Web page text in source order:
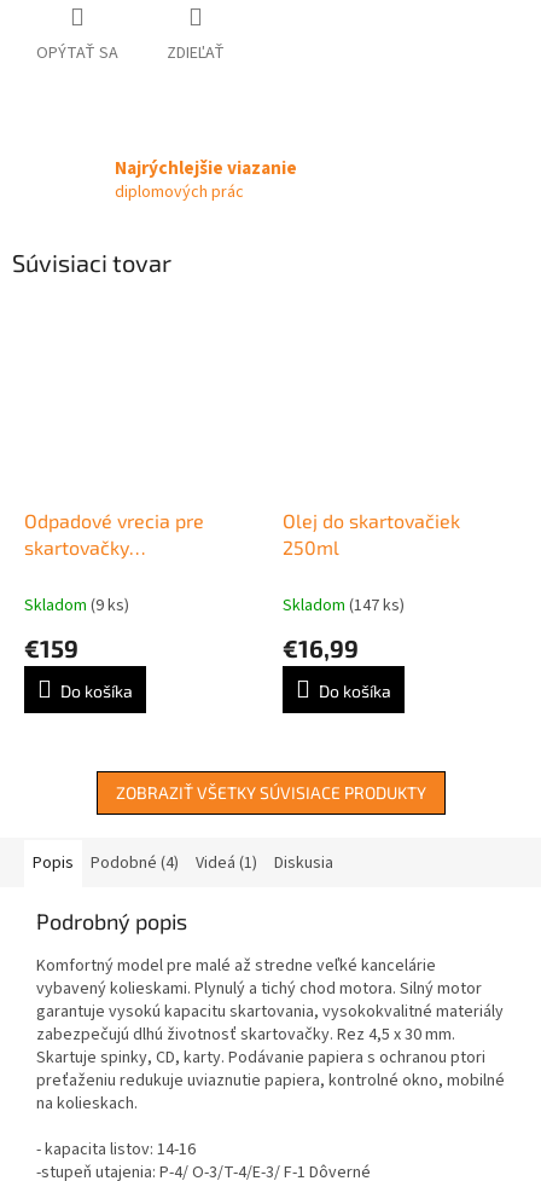
OPÝTAŤ SA ZDIEĽAŤ
Najrýchlejšie viazanie
diplomových prác
Súvisiaci tovar
Odpadové vrecia pre
skartovačky
Skladom (9 ks)
€159
Do košíka
Olej do skartovačiek
250ml
Skladom (147 ks)
€16,99
Do košíka
ZOBRAZIŤ VŠETKY SÚVISIACE PRODUKTY
Popis Podobné (4) Videá (1) Diskusia
Podrobný popis
Komfortný model pre malé až stredne veľké kancelárie
vybavený kolieskami. Plynulý a tichý chod motora. Silný motor
garantuje vysokú kapacitu skartovania, vysokokvalitné materiály
zabezpečujú dlhú životnosť skartovačky. Rez 4,5 x 30 mm.
Skartuje spinky, CD, karty. Podávanie papiera s ochranou ptori
preťaženiu redukuje uviaznutie papiera, kontrolné okno, mobilné
na kolieskach.
- kapacita listov: 14-16
-stupeň utajenia: P-4/ O-3/T-4/E-3/ F-1 Dôverné